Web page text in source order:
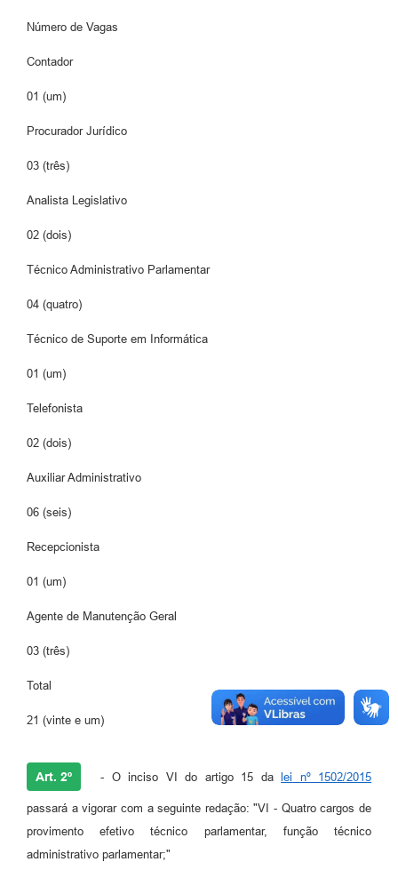
Número de Vagas
Contador
01 (um)
Procurador Jurídico
03 (três)
Analista Legislativo
02 (dois)
Técnico Administrativo Parlamentar
04 (quatro)
Técnico de Suporte em Informática
01 (um)
Telefonista
02 (dois)
Auxiliar Administrativo
06 (seis)
Recepcionista
01 (um)
Agente de Manutenção Geral
03 (três)
Total
21 (vinte e um)
Art. 2º - O inciso VI do artigo 15 da lei nº 1502/2015
passará a vigorar com a seguinte redação: "VI - Quatro cargos de
provimento efetivo técnico parlamentar, função técnico
administrativo parlamentar;"